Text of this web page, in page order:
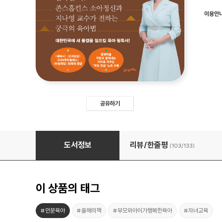
공유하기
이용안
세상에서 가장 쉬운 본질육아
도서정보 리뷰/한줄평 (103/133)
이 상품의 태그
#인문육아 #올해의책 #부모와아이가행복한육아 #자녀교육